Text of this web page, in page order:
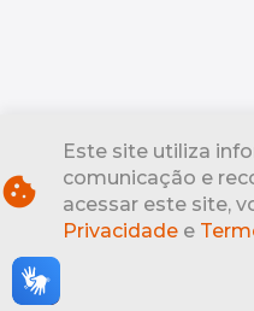
cookie
Este site utiliza
comunicação e
acessar este site,
Privacidadee